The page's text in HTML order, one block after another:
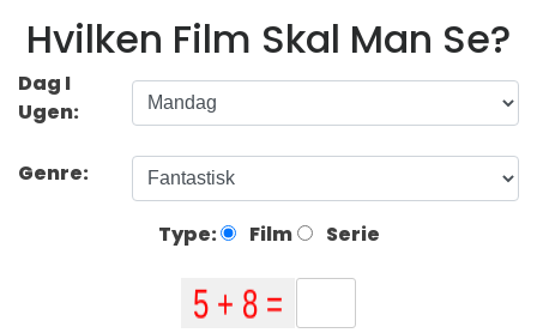
Hvilken Film Skal Man Se?
Dag I
Ugen:
Genre:
Type: Film Serie